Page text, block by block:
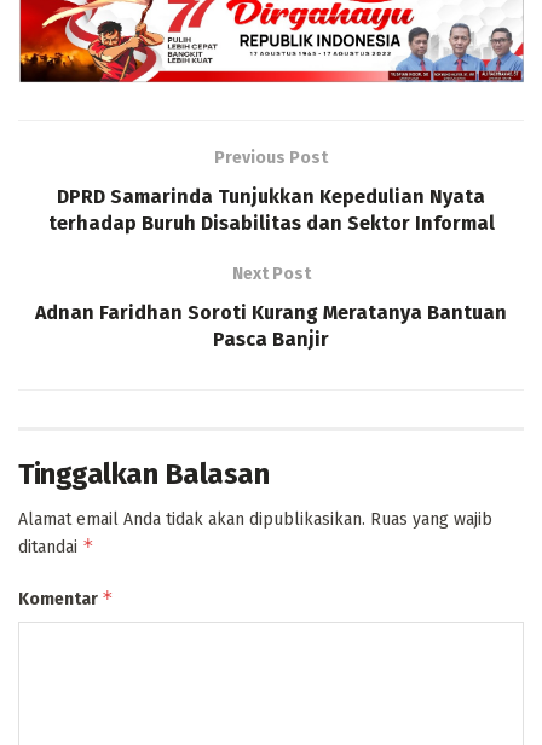
Previous Post
DPRD Samarinda Tunjukkan Kepedulian Nyata
terhadap Buruh Disabilitas dan Sektor Informal
Next Post
Adnan Faridhan Soroti Kurang Meratanya Bantuan
Pasca Banjir
Tinggalkan Balasan
Alamat email Anda tidak akan dipublikasikan. Ruas yang wajib
ditandai *
Komentar *